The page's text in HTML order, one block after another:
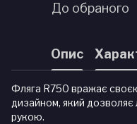
До обраного
Опис
Фляга R750 вражає
дизайном, який
рукою.